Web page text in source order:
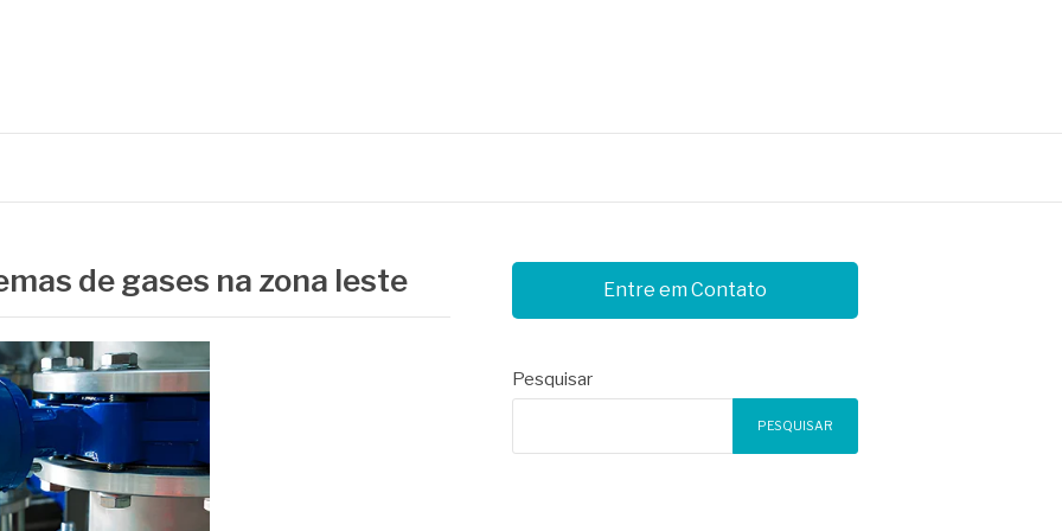
de gases na zona leste Entre em Contato
Pesquisar
PESQUISAR